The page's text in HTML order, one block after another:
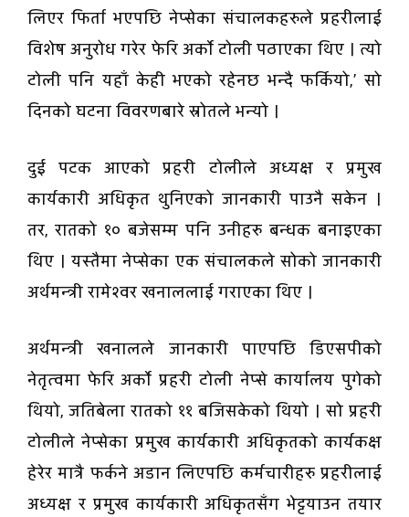
लिएर फिर्ता भएपछि नेप्सेका संचालकहरुले प्रहरीलाई
विशेष अनुरोध गरेर फेरि अर्काे टोली पठाएका थिए । त्यो
टोली पनि यहाँ केही भएको रहेनछ भन्दै फर्कियो,’ सो
दिनको घटना विवरणबारे स्रोतले भन्यो ।
दुई पटक आएको प्रहरी टोलीले अध्यक्ष र प्रमुख
कार्यकारी अधिकृत थुनिएको जानकारी पाउनै सकेन ।
तर, रातको १० बजेसम्म पनि उनीहरु बन्धक बनाइएका
थिए । यस्तैमा नेप्सेका एक संचालकले सोको जानकारी
अर्थमन्त्री रामेश्वर खनाललाई गराएका थिए ।
अर्थमन्त्री खनालले जानकारी पाएपछि डिएसपीको
नेतृत्वमा फेरि अर्काे प्रहरी टोली नेप्से कार्यालय पुगेको
थियो, जतिबेला रातको ११ बजिसकेको थियो । सो प्रहरी
टोलीले नेप्सेका प्रमुख कार्यकारी अधिकृतको कार्यकक्ष
हेरेर मात्रै फर्कने अडान लिएपछि कर्मचारीहरु प्रहरीलाई
अध्यक्ष र प्रमुख कार्यकारी अधिकृतसँग भेट्टयाउन तयार